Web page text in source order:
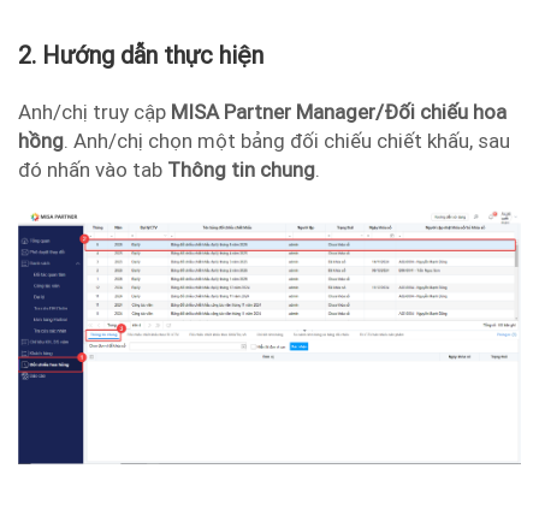
2. Hướng dẫn thực hiện
Anh/chị truy cập MISA Partner Manager/Đối chiếu hoa
hồng. Anh/chị chọn một bảng đối chiếu chiết khấu, sau
đó nhấn vào tab Thông tin chung.